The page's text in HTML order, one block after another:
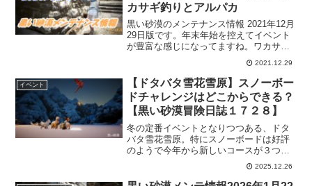
カサギ釣りとアルパカ
黒い砂漠のメンテナンス情報 2021年12月
29日版です。年末年始を控えてイベント
が豊富な感じになってますね。ワカサギ
釣りとかアルパカとか心が和むようなイ
ベントに、狩猟でカプラスの石が出たり
と、じっくりと遊べるようなアップデー
トもあるので、砂漠正月を送れそうです
ｗ
2021.12.29
イベント
【ドタバタ雪花雪原】スノーボー
ドチャレンジはどこからできる？
【黒い砂漠冒険日誌１７２８】
冬の定番イベントとなりつつある、ドタ
バタ雪花雪原。特にスノーボードは好評
のようで今年から新しいコースが３つ追
加されました。ただ、入場方法が解りに
くかったので、改めてコースへの入場方
法を確認しています。ピーク討伐とワカ
2025.12.26